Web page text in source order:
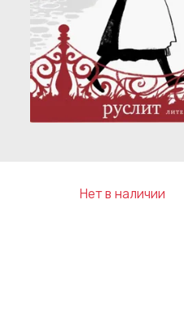
Нет в наличии